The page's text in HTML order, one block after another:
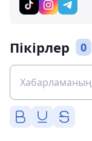
Пікірлер 0